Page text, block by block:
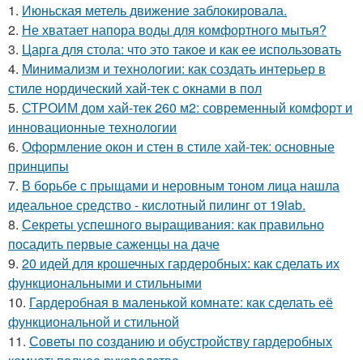
1. Июньская метель движение заблокировала.
2. Не хватает напора воды для комфортного мытья?
3. Царга для стола: что это такое и как ее использовать
4. Минимализм и технологии: как создать интерьер в
стиле нордический хай-тек с окнами в пол
5. СТРОИМ дом хай-тек 260 м2: современный комфорт и
инновационные технологии
6. Оформление окон и стен в стиле хай-тек: основные
принципы
7. В борьбе с прыщами и неровным тоном лица нашла
идеальное средство - кислотный пилинг от 19lab.
8. Секреты успешного выращивания: как правильно
посадить первые саженцы на даче
9. 20 идей для крошечных гардеробных: как сделать их
функциональными и стильными
10. Гардеробная в маленькой комнате: как сделать её
функциональной и стильной
11. Советы по созданию и обустройству гардеробных